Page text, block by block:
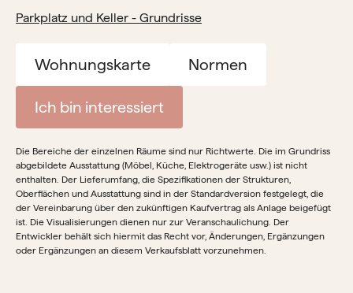
Parkplatz und Keller - Grundrisse
Wohnungskarte Normen
Ich bin interessiert
Die Bereiche der einzelnen Räume sind nur Richtwerte. Die im Grundriss
abgebildete Ausstattung (Möbel, Küche, Elektrogeräte usw.) ist nicht
enthalten. Der Lieferumfang, die Spezifikationen der Strukturen,
Oberflächen und Ausstattung sind in der Standardversion festgelegt, die
der Vereinbarung über den zukünftigen Kaufvertrag als Anlage beigefügt
ist. Die Visualisierungen dienen nur zur Veranschaulichung. Der
Entwickler behält sich hiermit das Recht vor, Änderungen, Ergänzungen
oder Ergänzungen an diesem Verkaufsblatt vorzunehmen.